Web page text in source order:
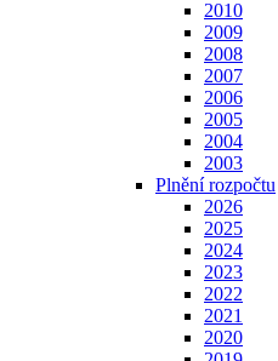
2010
2009
2008
2007
2006
2005
2004
2003
Plnění rozpočtu
2026
2025
2024
2023
2022
2021
2020